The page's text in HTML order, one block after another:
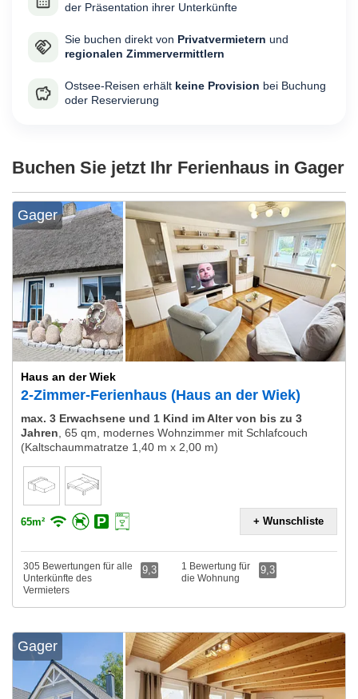
der Präsentation ihrer Unterkünfte
Sie buchen direkt von Privatvermietern und
regionalen Zimmervermittlern
Ostsee-Reisen erhält keine Provision bei Buchung
oder Reservierung
Buchen Sie jetzt Ihr Ferienhaus in Gager
Gager
Haus an der Wiek
2-Zimmer-Ferienhaus (Haus an der Wiek)
max. 3 Erwachsene und 1 Kind im Alter von bis zu 3
Jahren 65 qm, modernes Wohnzimmer mit Schlafcouch
(Kaltschaummatratze 1,40 m x 2,00 m)
65m² + Wunschliste
305 Bewertungen für alle
Unterkünfte des
Vermieters
9,3
1 Bewertung für
die Wohnung
9,3
Gager